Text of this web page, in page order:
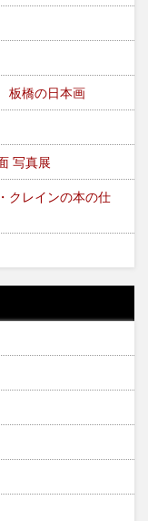
橋の日本画
写真展
クレインの本の仕